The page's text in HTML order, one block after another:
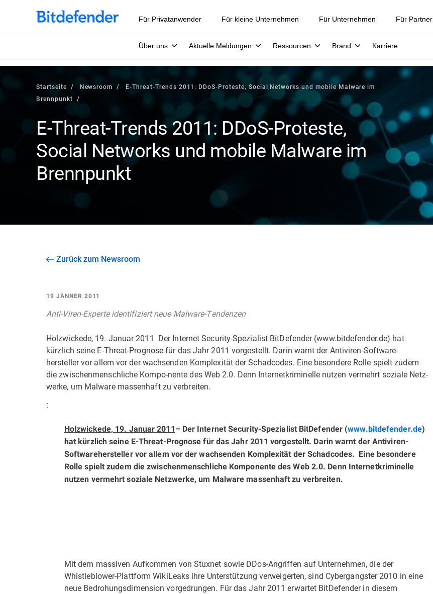
Für Privatanwender Für kleine Unternehmen Für Unternehmen Für Partner
Über uns Aktuelle Meldungen Ressourcen Brand Karriere
Startseite Newsroom
E-Threat-Trends 2011: DDoS-Proteste, Social Networks und mobile Malware im
Brennpunkt
E-Threat-Trends 2011: DDoS-Proteste,
Social Networks und mobile Malware im
Brennpunkt
Zurück zum Newsroom
19 JÄNNER 2011
Anti-Viren-Experte identifiziert neue Malware-Tendenzen
Holzwickede, 19. Januar 2011  Der Internet Security-Spezialist BitDefender (www.bitdefender.de) hat
kürzlich seine E-Threat-Prognose für das Jahr 2011 vorgestellt. Darin warnt der Antiviren-Software-
hersteller vor allem vor der wachsenden Komplexität der Schadcodes. Eine besondere Rolle spielt zudem
die zwischenmenschliche Kompo-nente des Web 2.0. Denn Internetkriminelle nutzen vermehrt soziale Netz-
werke, um Malware massenhaft zu verbreiten.
:
Holzwickede, 19. Januar 2011– Der Internet Security-Spezialist BitDefender (www.bitdefender.de)
hat kürzlich seine E-Threat-Prognose für das Jahr 2011 vorgestellt. Darin warnt der Antiviren-
Software­hersteller vor allem vor der wachsenden Komplexität der Schadcodes. Eine besondere
Rolle spielt zudem die zwischenmenschliche Kompo­nente des Web 2.0. Denn Internetkriminelle
nutzen vermehrt soziale Netz­werke, um Malware massenhaft zu verbreiten.
Mit dem massiven Aufkommen von Stuxnet sowie DDos-Angriffen auf Unternehmen, die der
Whistleblower-Plattform WikiLeaks ihre Unterstützung verweigerten, sind Cybergangster 2010 in eine
neue Bedrohungsdimension vorgedrungen. Für das Jahr 2011 erwartet BitDefender in diesem